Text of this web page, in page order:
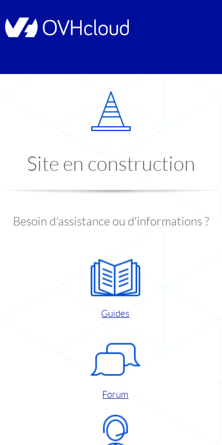
Site en construction
Besoin d'assistance ou d'informations ?
Guides
Forum